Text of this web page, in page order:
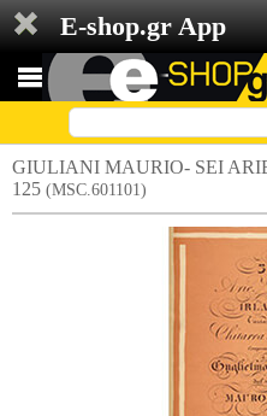
E-shop.gr App
GIULIANI MAURIO- SEI
125 (MSC.601101)